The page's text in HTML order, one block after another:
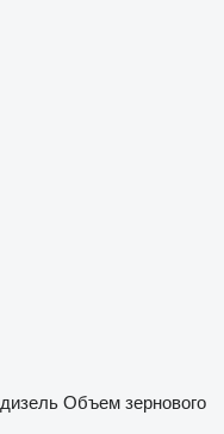
дизель Объем зернового